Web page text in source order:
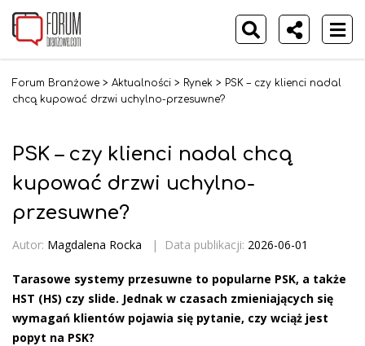
Forum Branżowe > Aktualności > Rynek > PSK – czy klienci nadal
chcą kupować drzwi uchylno-przesuwne?
PSK – czy klienci nadal chcą
kupować drzwi uchylno-
przesuwne?
Autor: Magdalena Rocka | Data publikacji: 2026-06-01
Tarasowe systemy przesuwne to popularne PSK, a także
HST (HS) czy slide. Jednak w czasach zmieniających się
wymagań klientów pojawia się pytanie, czy wciąż jest
popyt na PSK?